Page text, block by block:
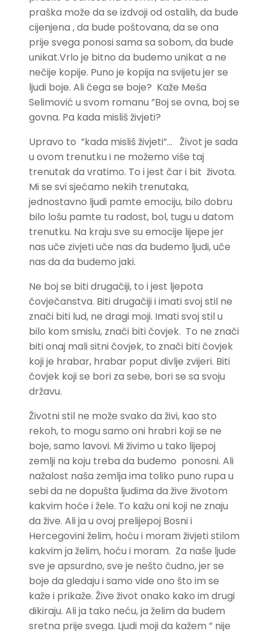
praška može da se izdvoji od ostalih, da bude
cijenjena , da bude poštovana, da se ona
prije svega ponosi sama sa sobom, da bude
unikat.Vrlo je bitno da budemo unikat a ne
nečije kopije. Puno je kopija na svijetu jer se
ljudi boje. Ali čega se boje? Kaže Meša
Selimović u svom romanu ”Boj se ovna, boj se
govna. Pa kada misliš živjeti?
Upravo to ”kada misliš živjeti”… Život je sada
u ovom trenutku i ne možemo više taj
trenutak da vratimo. To i jest čar i bit života.
Mi se svi sjećamo nekih trenutaka,
jednostavno ljudi pamte emociju, bilo dobru
bilo lošu pamte tu radost, bol, tugu u datom
trenutku. Na kraju sve su emocije lijepe jer
nas uče zivjeti uče nas da budemo ljudi, uče
nas da da budemo jaki.
Ne boj se biti drugačiji, to i jest ljepota
čovječanstva. Biti drugačiji i imati svoj stil ne
znači biti lud, ne dragi moji. Imati svoj stil u
bilo kom smislu, znači biti čovjek. To ne znači
biti onaj mali sitni čovjek, to znači biti čovjek
koji je hrabar, hrabar poput divlje zvijeri. Biti
čovjek koji se bori za sebe, bori se sa svoju
državu.
Životni stil ne može svako da živi, kao sto
rekoh, to mogu samo oni hrabri koji se ne
boje, samo lavovi. Mi živimo u tako lijepoj
zemlji na koju treba da budemo ponosni. Ali
nažalost naša zemlja ima toliko puno rupa u
sebi da ne dopušta ljudima da žive životom
kakvim hoće i žele. To kažu oni koji ne znaju
da žive. Ali ja u ovoj prelijepoj Bosni i
Hercegovini želim, hoću i moram živjeti stilom
kakvim ja želim, hoću i moram. Za naše ljude
sve je apsurdno, sve je nešto čudno, jer se
boje da gledaju i samo vide ono što im se
kaže i prikaže. Žive život onako kako im drugi
dikiraju. Ali ja tako neću, ja želim da budem
sretna prije svega. Ljudi moji da kažem ” nije